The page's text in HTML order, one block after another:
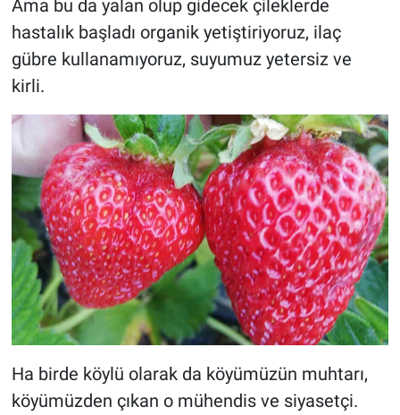
Ama bu da yalan olup gidecek çileklerde
hastalık başladı organik yetiştiriyoruz, ilaç
gübre kullanamıyoruz, suyumuz yetersiz ve
kirli.
Ha birde köylü olarak da köyümüzün muhtarı,
köyümüzden çıkan o mühendis ve siyasetçi.